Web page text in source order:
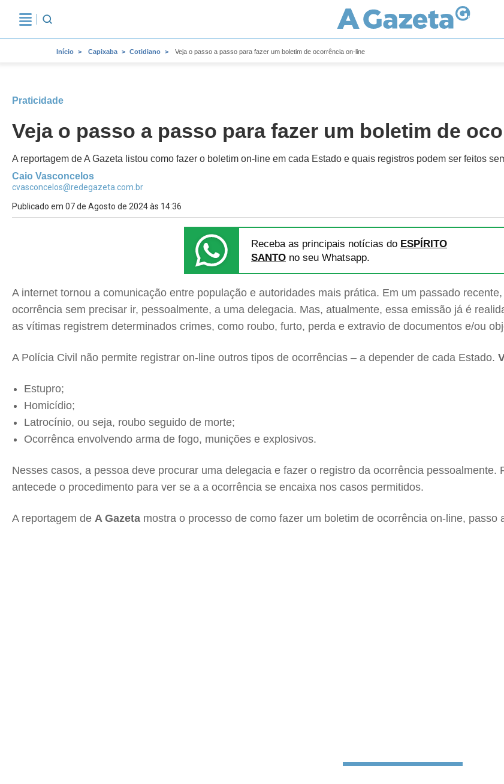
Início Capixaba Cotidiano Veja o passo a passo para fazer um boletim de ocorrência on-line
Praticidade
Veja o passo a passo para fazer um boletim de
A reportagem de A Gazeta listou como fazer o boletim on-line em cada Estado e quais registros podem ser feitos
Caio Vasconcelos
cvasconcelos@redegazeta.com.br
Publicado em 07 de Agosto de 2024 às 14:36
Receba as principais notícias do ESPÍRITO
SANTO no seu Whatsapp.
A internet tornou a comunicação entre população e autoridades mais prática. Em um passado
ocorrência sem precisar ir, pessoalmente, a uma delegacia. Mas, atualmente, essa emissão já é
as vítimas registrem determinados crimes, como roubo, furto, perda e extravio de documentos e/ou
A Polícia Civil não permite registrar on-line outros tipos de ocorrências – a depender de cada Estado.
Estupro;
Homicídio;
Latrocínio, ou seja, roubo seguido de morte;
Ocorrênca envolvendo arma de fogo, munições e explosivos.
Nesses casos, a pessoa deve procurar uma delegacia e fazer o registro da ocorrência
antecede o procedimento para ver se a a ocorrência se encaixa nos casos permitidos.
A reportagem de A Gazeta mostra o processo de como fazer um boletim de ocorrência on-line, passo